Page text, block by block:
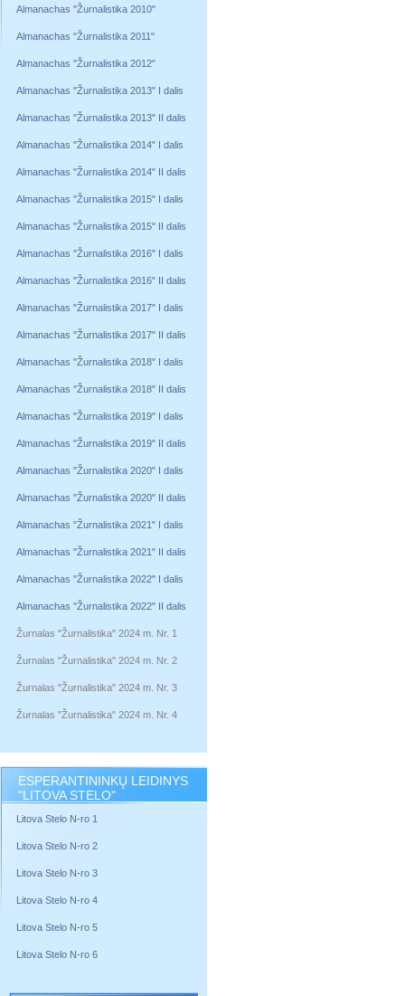
Almanachas "Žurnalistika 2010"
Almanachas "Žurnalistika 2011"
Almanachas "Žurnalistika 2012"
Almanachas "Žurnalistika 2013" I dalis
Almanachas "Žurnalistika 2013" II dalis
Almanachas "Žurnalistika 2014" I dalis
Almanachas "Žurnalistika 2014" II dalis
Almanachas "Žurnalistika 2015" I dalis
Almanachas "Žurnalistika 2015" II dalis
Almanachas "Žurnalistika 2016" I dalis
Almanachas "Žurnalistika 2016" II dalis
Almanachas "Žurnalistika 2017" I dalis
Almanachas "Žurnalistika 2017" II dalis
Almanachas "Žurnalistika 2018" I dalis
Almanachas "Žurnalistika 2018" II dalis
Almanachas "Žurnalistika 2019" I dalis
Almanachas "Žurnalistika 2019" II dalis
Almanachas "Žurnalistika 2020" I dalis
Almanachas "Žurnalistika 2020" II dalis
Almanachas "Žurnalistika 2021" I dalis
Almanachas "Žurnalistika 2021" II dalis
Almanachas "Žurnalistika 2022" I dalis
Almanachas "Žurnalistika 2022" II dalis
Žurnalas "Žurnalistika" 2024 m. Nr. 1
Žurnalas "Žurnalistika" 2024 m. Nr. 2
Žurnalas "Žurnalistika" 2024 m. Nr. 3
Žurnalas "Žurnalistika" 2024 m. Nr. 4
ESPERANTININKŲ LEIDINYS
"LITOVA STELO"
Litova Stelo N-ro 1
Litova Stelo N-ro 2
Litova Stelo N-ro 3
Litova Stelo N-ro 4
Litova Stelo N-ro 5
Litova Stelo N-ro 6